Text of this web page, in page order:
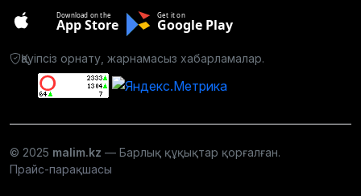
Download on the
App Store
Get it on
Google Play
Қауіпсіз орнату, жарнамасыз хабарламалар.
© 2025 malim.kz — Барлық құқықтар қорғалған.
Прайс-парақшасы